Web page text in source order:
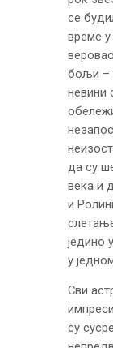
се
време у
бољи –
невини
да су
века и
и
једино
у
Сви
су